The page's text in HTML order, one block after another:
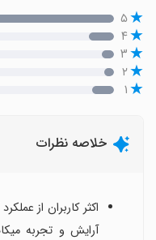
۵
۴
۳
۲
۱
خلاصه نظرات
اکثر کاربران از
آرایش و تجربه